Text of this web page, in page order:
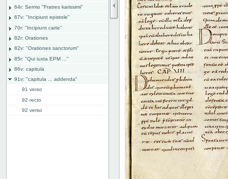
64r: Sermo "Fratres karissimi"
67v: "Incipiunt epistole"
70r: "Incipiunt carte"
82r: Orationes
82v: "Orationes sanctorum"
85r: "Qui iuxta EPM ..."
86v: capitula
91v: "capitula ... addenda"
91 verso
92 recto
92 verso